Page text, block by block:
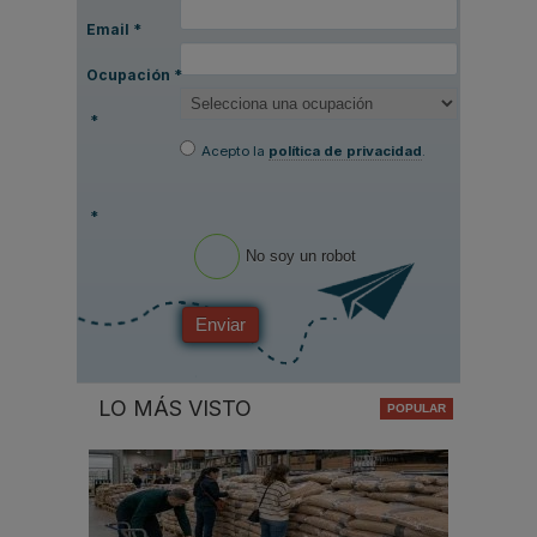
Email *
Ocupación *
*
Acepto la política de privacidad.
*
No soy un robot
Enviar
LO MÁS VISTO